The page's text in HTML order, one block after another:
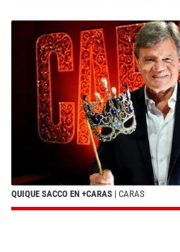
QUIQUE SACCO EN +CARAS | CARAS